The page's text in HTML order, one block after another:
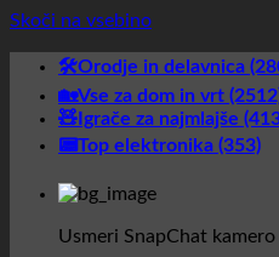
Skoči na vsebino
🛠️Orodje in delavnica
🏡Vse za dom in vrt
🧸Igrače za najmlajše
📟Top elektronika (353)
Usmeri SnapChat